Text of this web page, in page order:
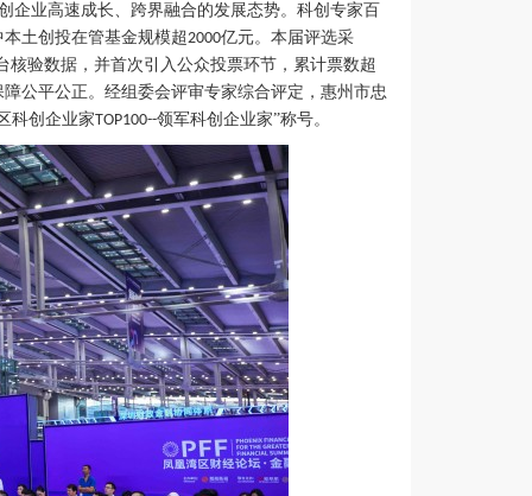
企业高速成长、跨界融合的发展态势。科创专家百
土创投在管基金规模超2000亿元。本届评选采
验数据，并首次引入公众投票环节，累计票数超
公平公正。经组委会评审专家综合评定，惠州市忠
科创企业家TOP100--领军科创企业家”称号。